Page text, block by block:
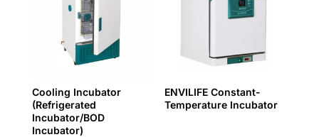
Cooling Incubator
(Refrigerated
Incubator/BOD
Incubator)
ENVILIFE Constant-
Temperature Incubator